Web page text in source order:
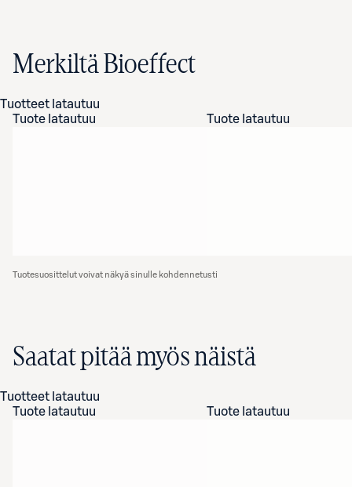
Merkiltä Bioeffect
Tuotteet latautuu
Tuote latautuu
Tuote latautuu
Tuotesuosittelut voivat näkyä sinulle kohdennetusti
Saatat pitää myös näistä
Tuotteet latautuu
Tuote latautuu
Tuote latautuu